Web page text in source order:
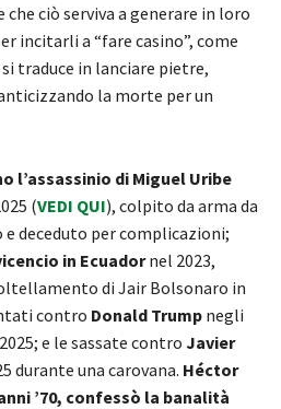
ciò serviva a generare in loro
incitarli a “fare casino”, come
traduce in lanciare pietre,
la morte per un
l’assassinio di Miguel Uribe
(VEDI QUI), colpito da arma da
deceduto per complicazioni;
in Ecuadornel 2023,
di Jair Bolsonaro in
contro Donald Trump negli
e le sassate contro Javier
durante una carovana. Héctor
’70, confessò la banalità